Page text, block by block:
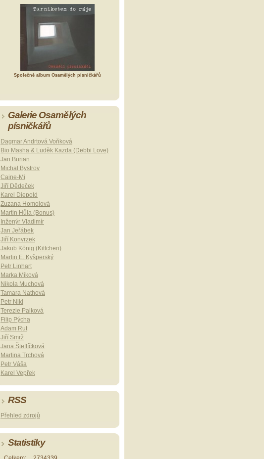
Společné album Osamělých písničkářů
Galerie Osamělých
písničkářů
Dagmar Andrtová Voňková
Bio Masha & Luděk Kazda (Debbi Love)
Jan Burian
Michal Bystrov
Caine-Mi
Jiří Dědeček
Karel Diepold
Zuzana Homolová
Martin Hůla (Bonus)
Inženýr Vladimír
Jan Jeřábek
Jiří Konvrzek
Jakub König (Kittchen)
Martin E. Kyšperský
Petr Linhart
Marka Míková
Nikola Muchová
Tamara Nathová
Petr Nikl
Terezie Palková
Filip Pýcha
Adam Rut
Jiří Smrž
Jana Šteflíčková
Martina Trchová
Petr Váša
Karel Vepřek
RSS
Přehled zdrojů
Statistiky